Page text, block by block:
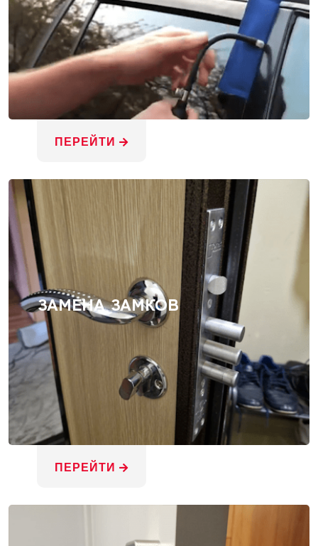
ПЕРЕЙТИ
ЗАМЕНА ЗАМКОВ
ПЕРЕЙТИ